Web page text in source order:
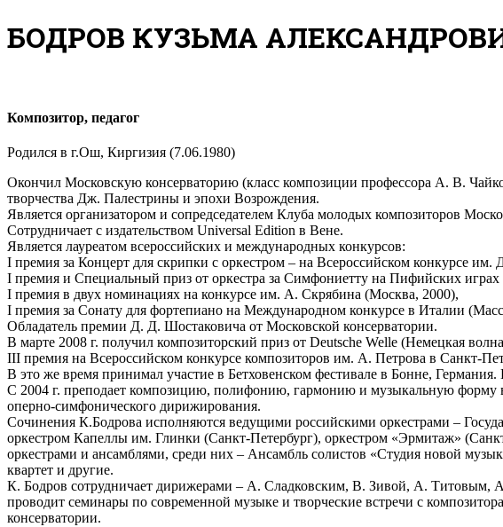
БОДРОВ КУЗЬМА
Композитор, педагог
Родился в г.Ош, Киргизия (7.06.1980)
Окончил Московскую консерваторию (класс композиции профессора А. В.
творчества Дж. Палестрины и эпохи Возрождения.
Является организатором и сопредседателем Клуба молодых композиторов
Сотрудничает с издательством Universal Edition в Вене.
Является лауреатом всероссийских и международных конкурсов:
I премия за Концерт для скрипки с оркестром – на Всероссийском конкурсе
I премия и Специальный приз от оркестра за Симфониетту на Пифийских играх
I премия в двух номинациях на конкурсе им. А. Скрябина (Москва, 2000),
I премия за Сонату для фортепиано на Международном конкурсе в Италии
Обладатель премии Д. Д. Шостаковича от Московской консерватории.
В марте 2008 г. получил композиторский приз от Deutsche Welle (Немецкая
III премия на Всероссийском конкурсе композиторов им. А. Петрова в Санкт-
В это же время принимал участие в Бетховенском фестивале в Бонне,
С 2004 г. преподает композицию, полифонию, гармонию и музыкальную форму
оперно-симфонического дирижирования.
Сочинения К.Бодрова исполняются ведущими российскими оркестрами –
оркестром Капеллы им. Глинки (Санкт-Петербург), оркестром «Эрмитаж»
оркестрами и ансамблями, среди них – Ансамбль солистов «Студия новой
квартет и другие.
К. Бодров сотрудничает дирижерами – А. Сладковским, В. Зивой, А.
проводит семинары по современной музыке и творческие встречи с
консерватории.